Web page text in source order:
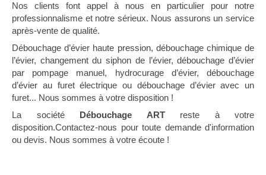
Nos clients font appel à nous en particulier pour notre
professionnalisme et notre sérieux. Nous assurons un service
après-vente de qualité.
Débouchage d’évier haute pression, débouchage chimique de
l’évier, changement du siphon de l’évier, débouchage d’évier
par pompage manuel, hydrocurage d’évier, débouchage
d’évier au furet électrique ou débouchage d’évier avec un
furet... Nous sommes à votre disposition !
La société Débouchage ARTreste à votre
disposition.Contactez-nous pour toute demande d'information
ou devis. Nous sommes à votre écoute !